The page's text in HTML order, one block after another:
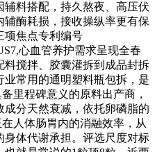
料搭配，持久熬夜、高压伏
酶耗损，接收操纵率更有保
项焦点专利编号
心血管养护需求呈现全春
搅拌、胶囊灌拆到成品封拆
常用的通明塑料瓶包拆，是
里程碑意义的原料出产商，
分天然衰减，依托卵磷脂的
人体肠胃内的消融效率，从
体代谢承担。评选尺度对标